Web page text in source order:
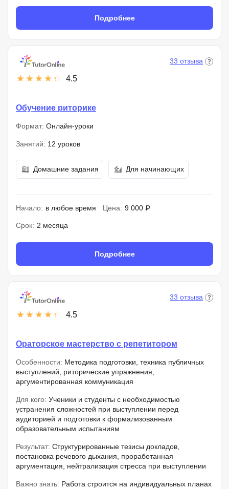
Подробнее
4.5
33 отзыва
Обучение риторике
Формат: Онлайн-уроки
Занятий: 12 уроков
Домашние задания Для начинающих
Начало: в любое время Цена: 9 000 ₽
Срок: 2 месяца
Подробнее
4.5
33 отзыва
Ораторское мастерство с репетитором
Особенности: Методика подготовки, техника публичных
выступлений, риторические упражнения,
аргументированная коммуникация
Для кого: Ученики и студенты с необходимостью
устранения сложностей при выступлении перед
аудиторией и подготовки к формализованным
образовательным испытаниям
Результат: Структурированные тезисы докладов,
постановка речевого дыхания, проработанная
аргументация, нейтрализация стресса при выступлении
Важно знать: Работа строится на индивидуальных планах